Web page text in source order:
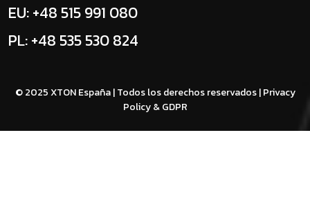
EU: +48 515 991 080
PL: +48 535 530 824
© 2025 XTON España | Todos los derechos reservados |Privacy
Policy & GDPR